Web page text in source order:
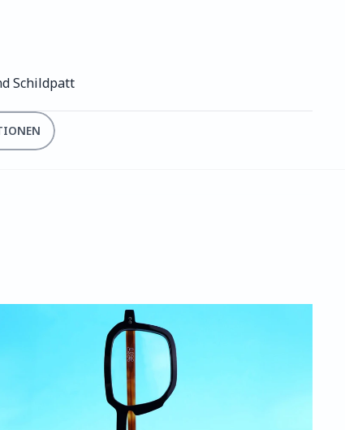
Schildpatt